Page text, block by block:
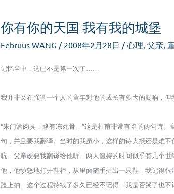
你有你的天国 我有我的城堡
Februus WANG / 2008年2月28日 /心理 父亲,
记忆当中，这已不是第一次了……
我并非又在强调一个人的童年对他的成长有多大的影响，但
“朱门酒肉臭，路有冻死骨。”这是杜甫非常有名的两句诗
句，并且要我翻译。当时的我虽小，这样的诗大抵还是难
吭。父亲硬要我翻译给他听。两人僵持的时间似乎有几个
他，他愤怒地打开鞋柜，从里面随手扯出一只鞋，我记得
脸上抽。这个过程持续了多久已经不记得，我是否哭了也